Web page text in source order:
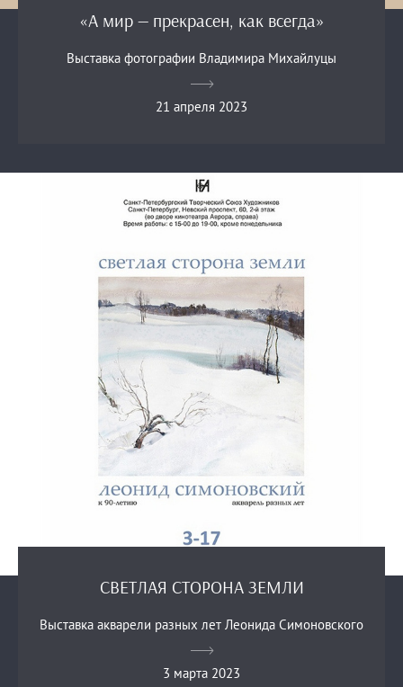
«А мир — прекрасен, как всегда»
Выставка фотографии Владимира Михайлуцы
21 апреля 2023
СВЕТЛАЯ СТОРОНА ЗЕМЛИ
Выставка акварели разных лет Леонида Симоновского
3 марта 2023